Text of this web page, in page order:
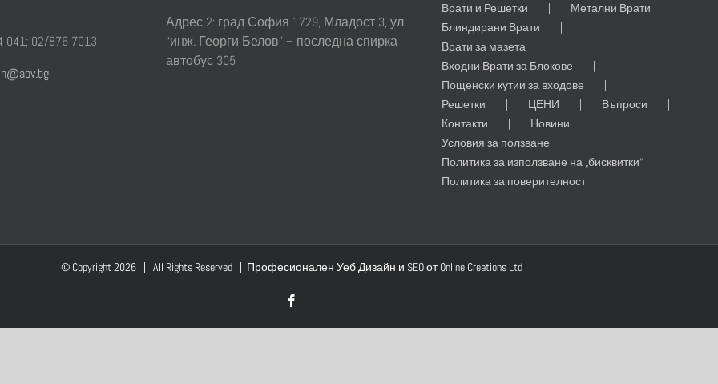
02/876 7013
Адрес 2: град София 1729, Младост 3, ул.
“инж. Георги Белов” – последна спирка
автобус 305
Врати и Решетки
Метални Врати
Блиндирани Врати
Врати за мазета
Входни Врати за Блокове
Пощенски кутии за входове
Решетки
ЦЕНИ
Въпроси
Контакти
Новини
Условия за ползване
Политика за използване на „бисквитки“
Политика за поверителност
© Copyright2026 | All Rights Reserved | Професионален Уеб Дизайн и SEOот Online Creations Ltd